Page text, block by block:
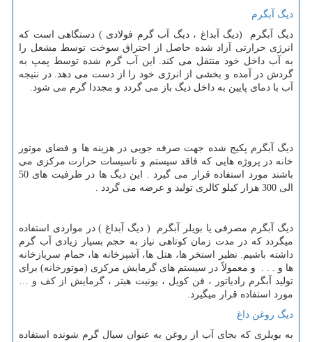
دیگ آبگرم
دیگ آبگرم (دیگ آبداغ ، دیگ آب گرم فولادی ) دستگاهی است که
انرژی حرارتی آزاد شده حاصل از احتراق سوخت توسط مشعل را
به آب داخل خود منتقل می کند. این آب گرم شده توسط پمپ به
گردش در آمده و بخشی از انرژی خود را از دست می دهد. در نتیجه
آب با دمای پایین به داخل دیگ باز می گردد و مجددا گرم می شود.
دیگ آبگرم پکیج شده جهت صرفه جویی در هزینه ها و فضای موتور
خانه در پروژه هایی که فاقد سیستم و تاسیسات حرارت مرکزی می
باشند مورد استفاده قرار می گیرد . این دیگ ها در ظرفیت های 50
الی 300 هزار کیلو کالری تولید و عرضه می گردد .
دیگ آبگرم مصرفی یا بویلر آبگرم ( دیگ آبداغ ) در مواردی استفاده
میگردد که در مدت زمان کوتاهی نیاز به حجم بسیار زیادی آب گرم
داشته باشیم. نظیر استخر ها، هتل ها، آشپزخانه ها، حمام سربازخانه
ها و . . . و معمولاً در سیستم های گرمایش مرکزی (موتورخانه) برای
تولید آبگرم رادیاتور ، فن کویل ، یونیت هیتر ، گرمایش از کف و …
مورد استفاده قرار میگیرد.
دیگ روغن داغ
به بویلری که بجای آب از روغن به عنوان سیال گرم شونده استفاده